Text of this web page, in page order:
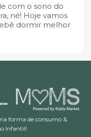
com o sono do
né! Hoje vamos
dormir melhor
forma de consumo &
Infantil!